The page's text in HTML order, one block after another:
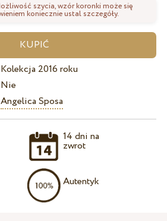
szycia, wzór koronki może się
koniecznie ustal szczegóły.
Kolekcja 2016 roku
Nie
Angelica Sposa
14 dni na
zwrot
Autentyk